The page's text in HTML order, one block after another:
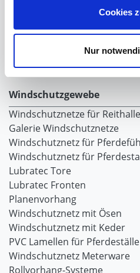
Cookies
Nur
Milchfieberprophylaxe
Stallapotheke für Hühner
Saatgut für die Pferdeweide
Windschutzgewebe
Windschutznetze für
Galerie Windschutznetze
Windschutznetz für
Windschutznetz für
Lubratec Tore
Lubratec Fronten
Planenvorhang
Windschutznetz mit Ösen
Windschutznetz mit Keder
PVC Lamellen für Pferdeställe
Windschutznetz Meterware
Rollvorhang-Systeme